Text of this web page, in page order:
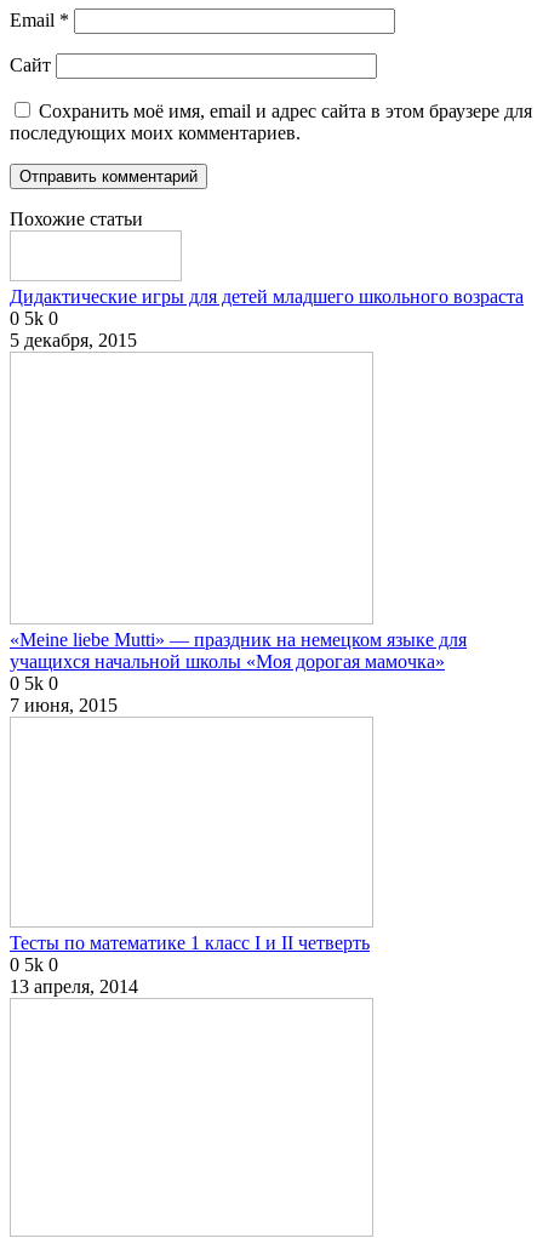
Email *
Сайт
Сохранить моё имя, email и адрес сайта в этом браузере для
последующих моих комментариев.
Похожие статьи
Дидактические игры для детей младшего школьного возраста
0 5k 0
5 декабря, 2015
«Meine liebe Mutti» — праздник на немецком языке для
учащихся начальной школы «Моя дорогая мамочка»
0 5k 0
7 июня, 2015
Тесты по математике 1 класс I и II четверть
0 5k 0
13 апреля, 2014